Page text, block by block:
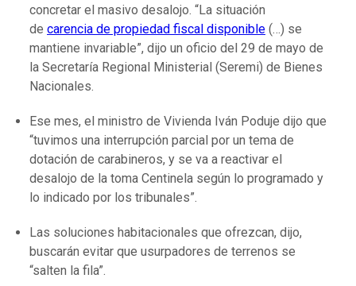
concretar el masivo desalojo. “La situación
de carencia de propiedad fiscal disponible (…) se
mantiene invariable”, dijo un oficio del 29 de mayo de
la Secretaría Regional Ministerial (Seremi) de Bienes
Nacionales.
Ese mes, el ministro de Vivienda Iván Poduje dijo que
“tuvimos una interrupción parcial por un tema de
dotación de carabineros, y se va a reactivar el
desalojo de la toma Centinela según lo programado y
lo indicado por los tribunales”.
Las soluciones habitacionales que ofrezcan, dijo,
buscarán evitar que usurpadores de terrenos se
“salten la fila”.